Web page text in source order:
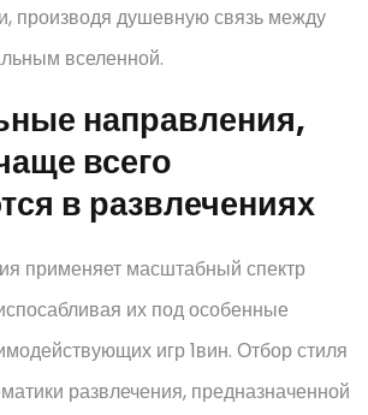
производя душевную связь между
вселенной.
направления,
всего
в развлечениях
применяет масштабный спектр
их под особенные
игр 1вин. Отбор стиля
развлечения, предназначенной